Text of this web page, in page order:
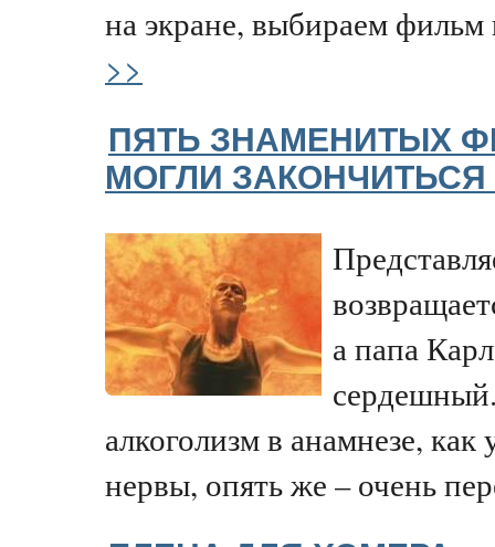
на экране, выбираем
>>
ПЯТЬ ЗНАМЕНИТЫХ
МОГЛИ
а папа
алкоголизм в анамнезе,
нервы, опять же – очень